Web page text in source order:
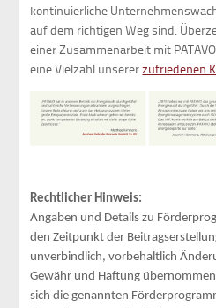
kontinuierliche
auf dem richtigen Weg sind.
einer Zusammenarbeit mit
eine Vielzahl unsererzufriedenen
Rechtlicher Hinweis:
Angaben und Details zu
den Zeitpunkt der
unverbindlich, vorbehaltlich
Gewähr und Haftung
sich die genannten